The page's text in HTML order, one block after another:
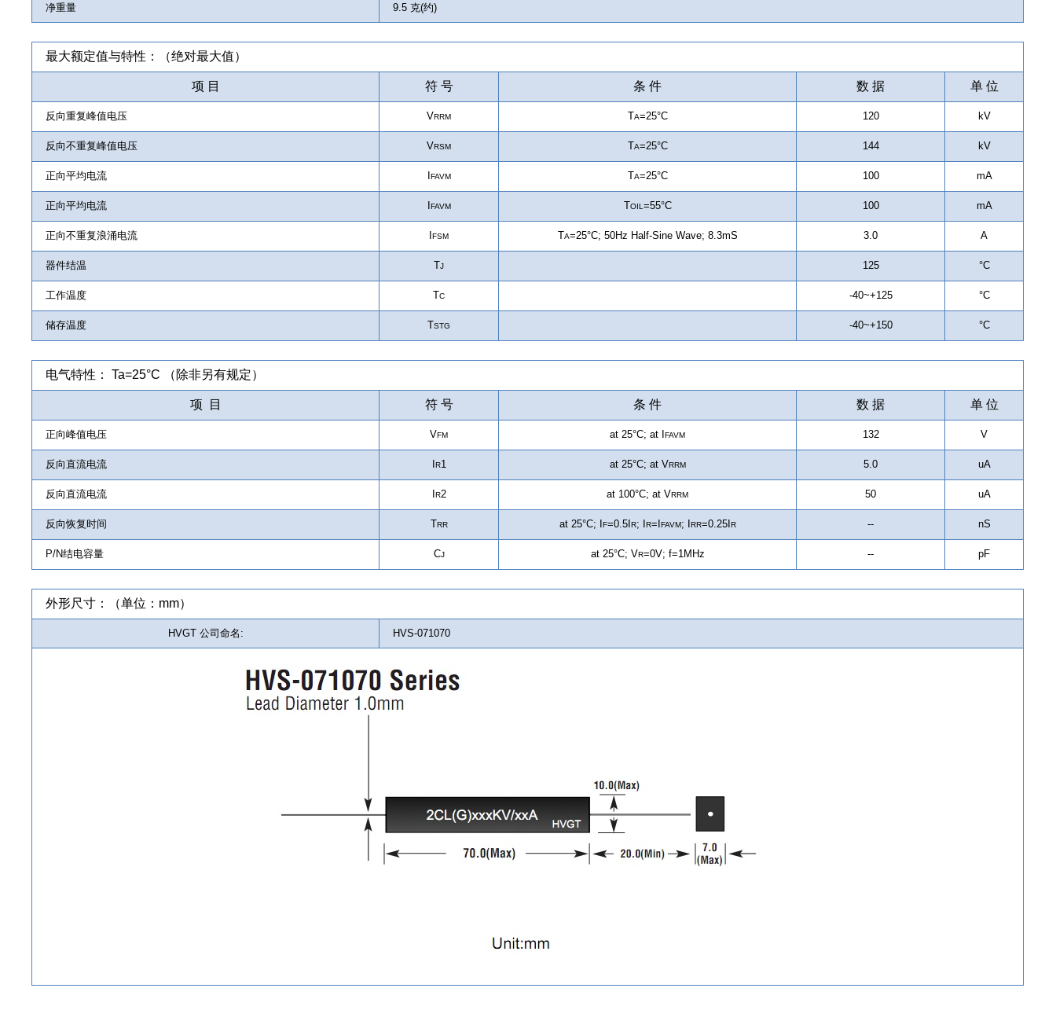
净重量 9.5 克(约)
最大额定值与特性：（绝对最大值）
项 目 符 号 条 件 数 据 单 位
反向重复峰值电压 VRRM TA=25°C 120 kV
反向不重复峰值电压 VRSM TA=25°C 144 kV
正向平均电流 IFAVM TA=25°C 100 mA
正向平均电流 IFAVM TOIL =55°C 100 mA
正向不重复浪涌电流 IFSM TA=25°C; 50Hz Half-Sine Wave; 8.3mS 3.0 A
器件结温 TJ 125 °C
工作温度 TC -40~+125 °C
储存温度 TSTG -40~+150 °C
电气特性： Ta=25°C （除非另有规定）
项 目 符 号 条 件 数 据 单 位
正向峰值电压 VFM at 25°C; at IFAVM 132 V
反向直流电流 IR1 at 25°C; at VRRM 5.0 uA
反向直流电流 IR2 at 100°C; atVRRM 50 uA
反向恢复时间 TRR at 25°C; IF=0.5IR; IR=IFAVM; IRR=0.25IR -- nS
P/N结电容量 CJ at 25°C; VR=0V; f=1MHz -- pF
外形尺寸：（单位：mm）
HVGT 公司命名: HVS-071070